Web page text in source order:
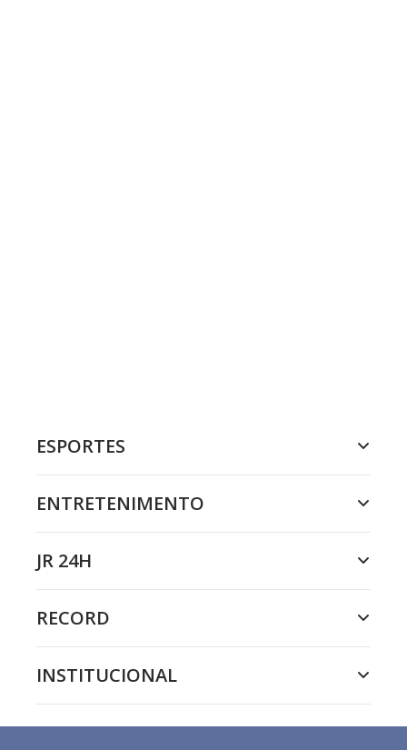
ESPORTES
ENTRETENIMENTO
JR 24H
RECORD
INSTITUCIONAL